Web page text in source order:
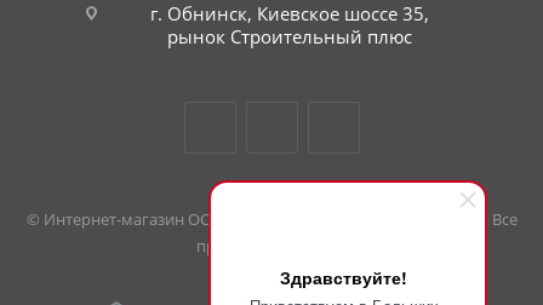
Здравствуйте!
г. Обнинск, Киевское шоссе 35,
рынок Строительный плюс
© Интернет-магазин ООО «Большие скидки». 2008 — 2026 гг. Все
права защищены.